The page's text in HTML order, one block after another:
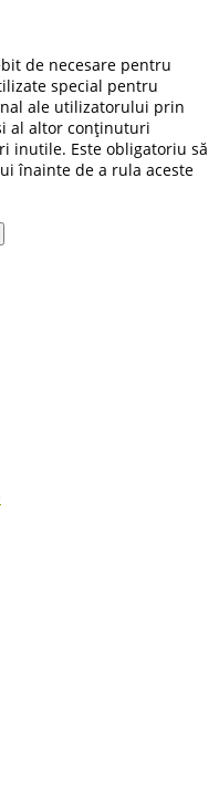
de necesare pentru
special pentru
ale utilizatorului prin
al altor conținuturi
inutile. Este obligatoriu să
înainte de a rula aceste